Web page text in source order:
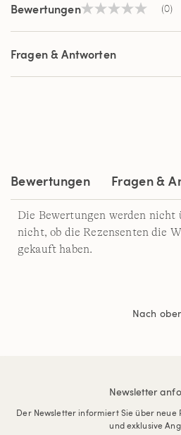
BewertungenKein
Link
derselben
(0)
Fragen & Antworten
Bewertungen Fragen &
Die Bewertungen werden nicht
nicht, ob die Rezensenten die
gekauft haben.
Nach
Newsletter
Der Newsletter informiert Sie über neue
und exklusive